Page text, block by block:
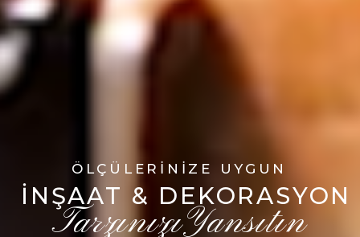
TarzınızıYansıtın
İNŞAAT & DEKORASYON
ÖLÇÜLERINIZE UYGUN